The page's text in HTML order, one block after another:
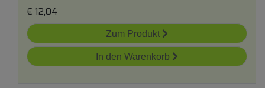
€ 12,04
Zum Produkt
In den Warenkorb